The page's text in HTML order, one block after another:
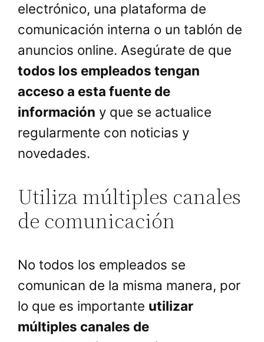
electrónico, una plataforma de
comunicación interna o un tablón de
anuncios online. Asegúrate de que
todos los empleados tengan
acceso a esta fuente de
información y que se actualice
regularmente con noticias y
novedades.
Utiliza múltiples canales
de comunicación
No todos los empleados se
comunican de la misma manera, por
lo que es importante utilizar
múltiples canales de